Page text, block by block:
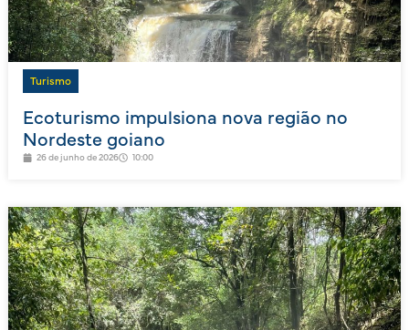
Turismo
Ecoturismo impulsiona nova região no
Nordeste goiano
26 de junho de 2026 10:00